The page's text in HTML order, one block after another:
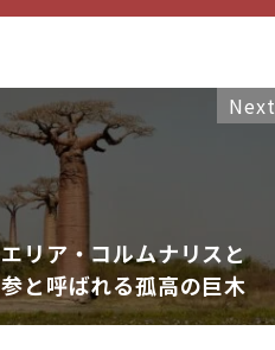
Next
リア・コルムナリスと
と呼ばれる孤高の巨木